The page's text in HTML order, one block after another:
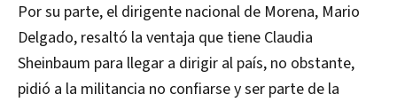
Por su parte, el dirigente nacional de Morena, Mario
Delgado, resaltó la ventaja que tiene Claudia
Sheinbaum para llegar a dirigir al país, no obstante,
pidió a la militancia no confiarse y ser parte de la